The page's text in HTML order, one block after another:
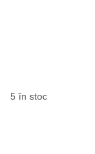
5 în stoc